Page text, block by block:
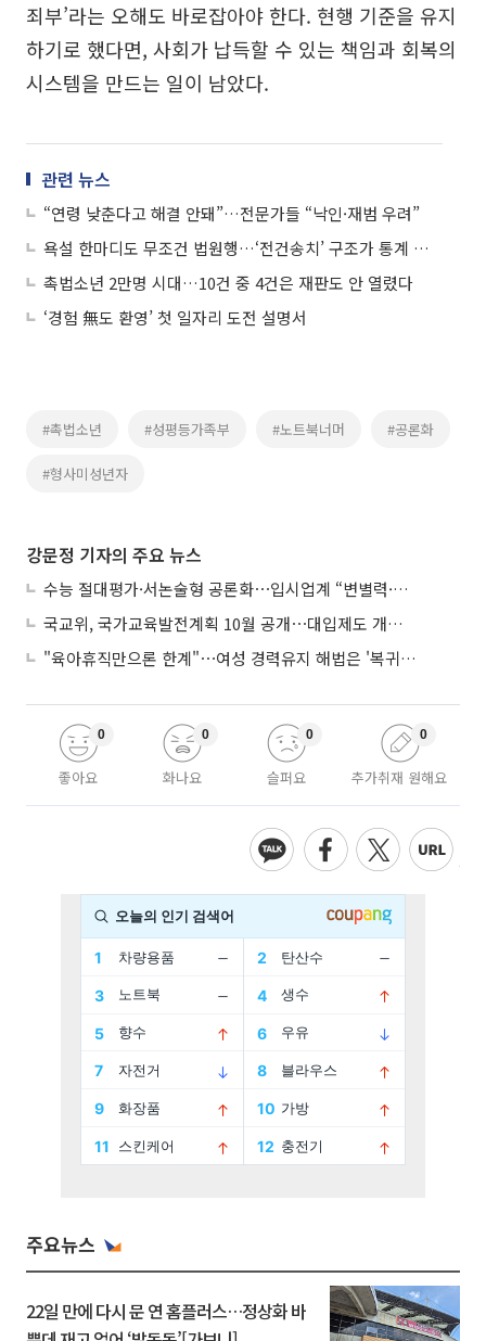
죄부’라는 오해도 바로잡아야 한다. 현행 기준을 유지
하기로 했다면, 사회가 납득할 수 있는 책임과 회복의
시스템을 만드는 일이 남았다.
관련 뉴스
“연령 낮춘다고 해결 안돼”…전문가들 “낙인·재범 우려”
욕설 한마디도 무조건 법원행…‘전건송치’ 구조가 통계 착시 키웠다
촉법소년 2만명 시대…10건 중 4건은 재판도 안 열렸다
‘경험 無도 환영’ 첫 일자리 도전 설명서
#촉법소년 #성평등가족부 #노트북너머 #공론화
#형사미성년자
강문정 기자의 주요 뉴스
수능 절대평가·서논술형 공론화⋯입시업계 “변별력·사교육 대책 먼저”
국교위, 국가교육발전계획 10월 공개⋯대입제도 개편 공론화 추진
"육아휴직만으론 한계"⋯여성 경력유지 해법은 '복귀 후 유연근무’
좋아요
0
화나요
0
슬퍼요
0
추가취재 원해요
0
주요뉴스
22일 만에 다시 문 연 홈플러스…정상화 바